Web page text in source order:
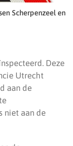
Scherpenzeel en
Deze
Utrecht
aan de
niet aan de